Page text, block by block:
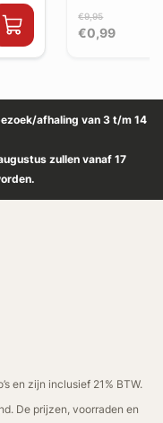
€9,95
€0,99
afhaling van 3 t/m 14
zullen vanaf 17
en zijn inclusief 21% BTW.
De prijzen, voorraden en